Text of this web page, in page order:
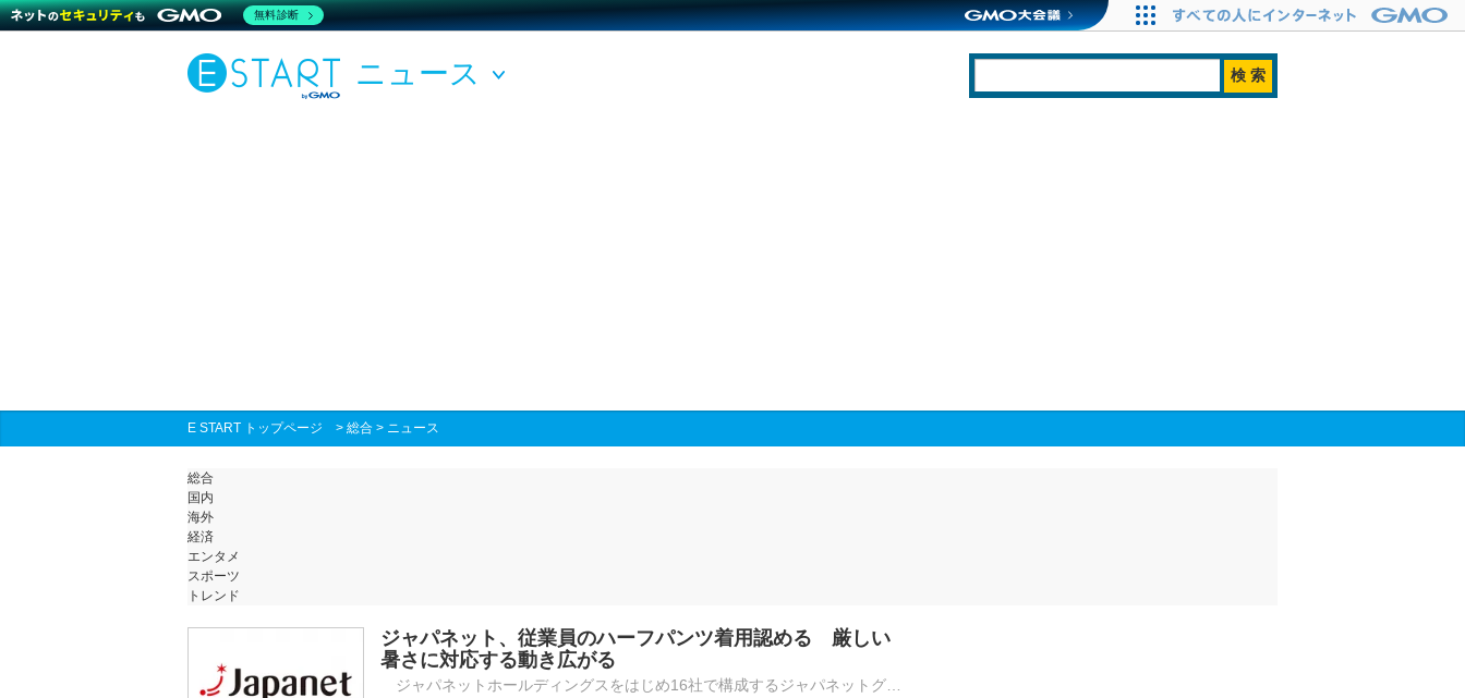
ニュース
E START トップページ > 総合 > ニュース
総合
国内
海外
経済
エンタメ
スポーツ
トレンド
ジャパネット、従業員のハーフパンツ着用認める 厳しい
暑さに対応する動き広がる
無料診断